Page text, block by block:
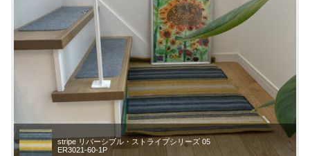
stripe リバーシブル・ストライプシリーズ 05
ER3021-60-1P